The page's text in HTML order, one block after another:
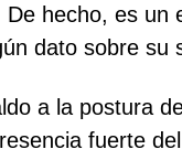
hecho, es un
dato sobre su
a la postura
fuerte